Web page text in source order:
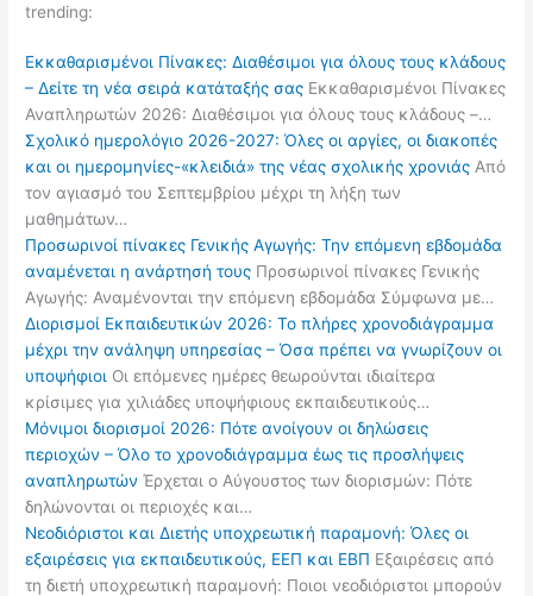
trending:
Εκκαθαρισμένοι Πίνακες: Διαθέσιμοι για όλους τους κλάδους
– Δείτε τη νέα σειρά κατάταξής σας Εκκαθαρισμένοι Πίνακες
Αναπληρωτών 2026: Διαθέσιμοι για όλους τους κλάδους –…
Σχολικό ημερολόγιο 2026-2027: Όλες οι αργίες, οι διακοπές
και οι ημερομηνίες-«κλειδιά» της νέας σχολικής χρονιάς Από
τον αγιασμό του Σεπτεμβρίου μέχρι τη λήξη των
μαθημάτων…
Προσωρινοί πίνακες Γενικής Αγωγής: Την επόμενη εβδομάδα
αναμένεται η ανάρτησή τους Προσωρινοί πίνακες Γενικής
Αγωγής: Αναμένονται την επόμενη εβδομάδα Σύμφωνα με…
Διορισμοί Εκπαιδευτικών 2026: Το πλήρες χρονοδιάγραμμα
μέχρι την ανάληψη υπηρεσίας – Όσα πρέπει να γνωρίζουν οι
υποψήφιοι Οι επόμενες ημέρες θεωρούνται ιδιαίτερα
κρίσιμες για χιλιάδες υποψήφιους εκπαιδευτικούς…
Μόνιμοι διορισμοί 2026: Πότε ανοίγουν οι δηλώσεις
περιοχών – Όλο το χρονοδιάγραμμα έως τις προσλήψεις
αναπληρωτών Έρχεται ο Αύγουστος των διορισμών: Πότε
δηλώνονται οι περιοχές και…
Νεοδιόριστοι και Διετής υποχρεωτική παραμονή: Όλες οι
εξαιρέσεις για εκπαιδευτικούς, ΕΕΠ και ΕΒΠ Εξαιρέσεις από
τη διετή υποχρεωτική παραμονή: Ποιοι νεοδιόριστοι μπορούν